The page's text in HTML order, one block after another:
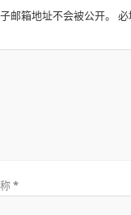
邮箱地址不会被公开。 必
*